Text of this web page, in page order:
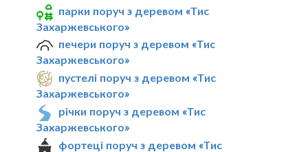
парки поруч з деревом «Тис
Захаржевського»
печери поруч з деревом «Тис
Захаржевського»
пустелі поруч з деревом «Тис
Захаржевського»
річки поруч з деревом «Тис
Захаржевського»
фортеці поруч з деревом «Тис